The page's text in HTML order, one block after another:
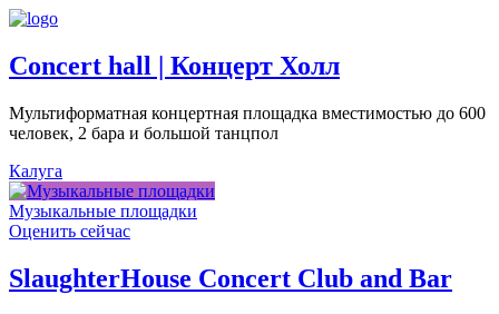
Concert hall | Концерт Холл
Мультиформатная концертная площадка вместимостью до 600
человек, 2 бара и большой танцпол
Калуга
Музыкальные площадки
Оценить сейчас
SlaughterHouse Concert Club and Bar